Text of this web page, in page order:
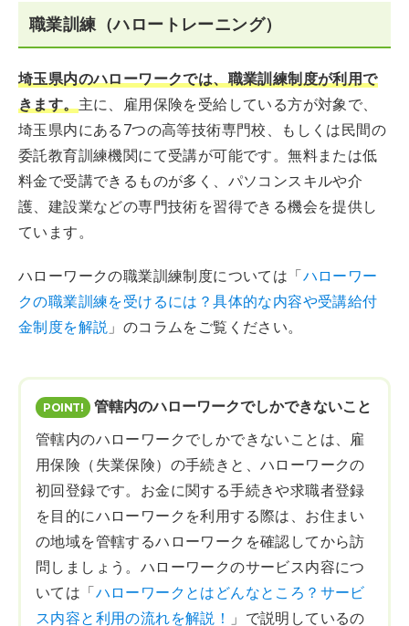
職業訓練（ハロートレーニング）
埼玉県内のハローワークでは、職業訓練制度が利用で
きます。主に、雇用保険を受給している方が対象で、
埼玉県内にある7つの高等技術専門校、もしくは民間の
委託教育訓練機関にて受講が可能です。無料または低
料金で受講できるものが多く、パソコンスキルや介
護、建設業などの専門技術を習得できる機会を提供し
ています。
ハローワークの職業訓練制度については「ハローワー
クの職業訓練を受けるには？具体的な内容や受講給付
金制度を解説 」のコラムをご覧ください。
管轄内のハローワークでしかできないこと
管轄内のハローワークでしかできないことは、雇
用保険（失業保険）の手続きと、ハローワークの
初回登録です。お金に関する手続きや求職者登録
を目的にハローワークを利用する際は、お住まい
の地域を管轄するハローワークを確認してから訪
問しましょう。ハローワークのサービス内容につ
いては「ハローワークとはどんなところ？サービ
ス内容と利用の流れを解説！
」で説明しているの